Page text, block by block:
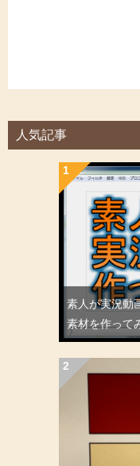
人気記事
素人が実況動
素材を作って